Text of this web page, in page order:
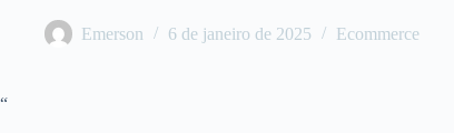
Emerson 6 de janeiro de 2025 Ecommerce
“